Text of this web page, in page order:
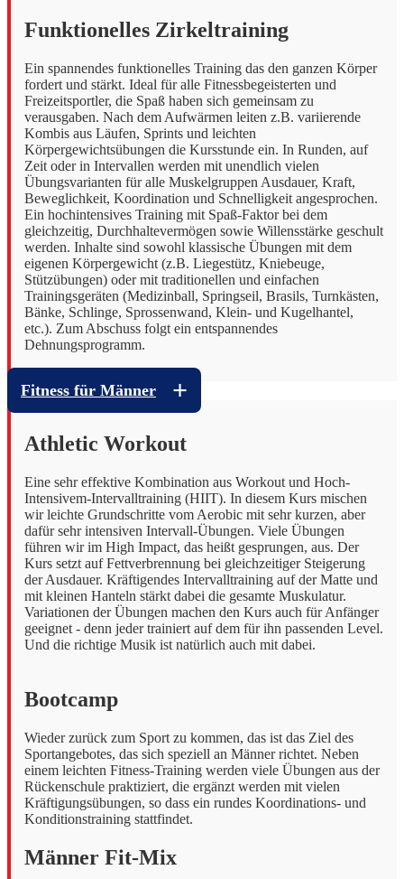
Funktionelles Zirkeltraining
Ein spannendes funktionelles Training das den ganzen Körper
fordert und stärkt. Ideal für alle Fitnessbegeisterten und
Freizeitsportler, die Spaß haben sich gemeinsam zu
verausgaben. Nach dem Aufwärmen leiten z.B. variierende
Kombis aus Läufen, Sprints und leichten
Körpergewichtsübungen die Kursstunde ein. In Runden, auf
Zeit oder in Intervallen werden mit unendlich vielen
Übungsvarianten für alle Muskelgruppen Ausdauer, Kraft,
Beweglichkeit, Koordination und Schnelligkeit angesprochen.
Ein hochintensives Training mit Spaß-Faktor bei dem
gleichzeitig, Durchhaltevermögen sowie Willensstärke geschult
werden. Inhalte sind sowohl klassische Übungen mit dem
eigenen Körpergewicht (z.B. Liegestütz, Kniebeuge,
Stützübungen) oder mit traditionellen und einfachen
Trainingsgeräten (Medizinball, Springseil, Brasils, Turnkästen,
Bänke, Schlinge, Sprossenwand, Klein- und Kugelhantel,
etc.). Zum Abschuss folgt ein entspannendes
Dehnungsprogramm.
Fitness für Männer
Athletic Workout
Eine sehr effektive Kombination aus Workout und Hoch-
Intensivem-Intervalltraining (HIIT). In diesem Kurs mischen
wir leichte Grundschritte vom Aerobic mit sehr kurzen, aber
dafür sehr intensiven Intervall-Übungen. Viele Übungen
führen wir im High Impact, das heißt gesprungen, aus. Der
Kurs setzt auf Fettverbrennung bei gleichzeitiger Steigerung
der Ausdauer. Kräftigendes Intervalltraining auf der Matte und
mit kleinen Hanteln stärkt dabei die gesamte Muskulatur.
Variationen der Übungen machen den Kurs auch für Anfänger
geeignet - denn jeder trainiert auf dem für ihn passenden Level.
Und die richtige Musik ist natürlich auch mit dabei.
Bootcamp
Wieder zurück zum Sport zu kommen, das ist das Ziel des
Sportangebotes, das sich speziell an Männer richtet. Neben
einem leichten Fitness-Training werden viele Übungen aus der
Rückenschule praktiziert, die ergänzt werden mit vielen
Kräftigungsübungen, so dass ein rundes Koordinations- und
Konditionstraining stattfindet.
Männer Fit-Mix